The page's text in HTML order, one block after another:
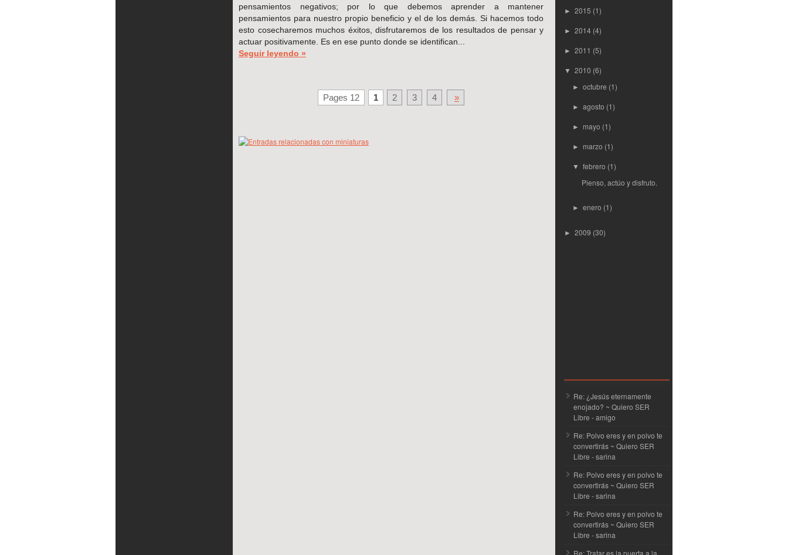
pensamientos negativos; por lo que debemos aprender a mantener
pensamientos para nuestro propio beneficio y el de los demás. Si hacemos todo
esto cosecharemos muchos éxitos, disfrutaremos de los resultados de pensar y
actuar positivamente. Es en ese punto donde se identifican...
Seguir leyendo »
Pages 12 1 2 3 4 »
► 2015 (1)
► 2014 (4)
► 2011 (5)
▼ 2010 (6)
►octubre (1)
►agosto (1)
► mayo (1)
► marzo (1)
▼febrero (1)
Pienso, actúo y disfruto.
►enero (1)
► 2009 (30)
Re: ¿Jesús eternamente
enojado? ~ Quiero SER
Libre - amigo
Re: Polvo eres y en polvo te
convertirás ~ Quiero SER
Libre - sarina
Re: Polvo eres y en polvo te
convertirás ~ Quiero SER
Libre - sarina
Re: Polvo eres y en polvo te
convertirás ~ Quiero SER
Libre - sarina
Re: Tratar es la puerta a la